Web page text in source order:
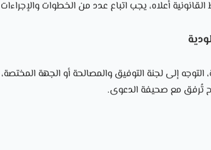
أعلاه، يجب اتباع عدد من الخطوات
إلى لجنة التوفيق والمصالحة أو الجهة
تُرفق مع صحيفة الدعوى.